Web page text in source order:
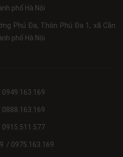
phố Hà Nội
Phú Đa, Thôn Phú Đa 1, xã Cần
phố Hà Nội
0915.511.577
/ 0975.163.169